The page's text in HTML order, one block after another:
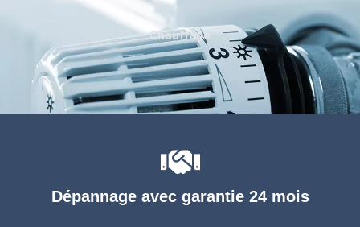
Dépannage avec garantie 24 mois
Chauffage